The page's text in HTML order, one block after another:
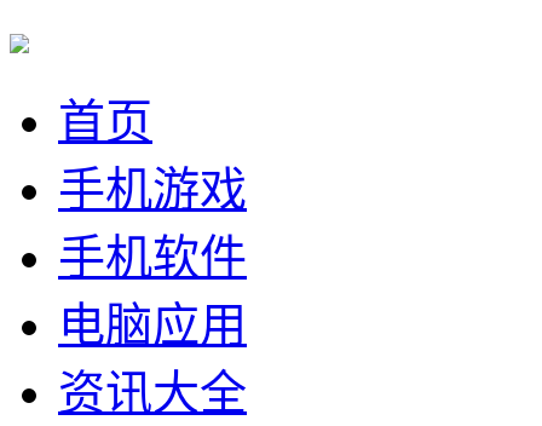
首页
手机游戏
手机软件
电脑应用
资讯大全